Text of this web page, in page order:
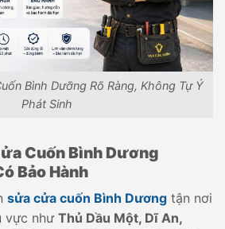
Bình Dưỡng Rõ Ràng, Không Tự Ý
Phát Sinh
Cuốn Bình Dương
Bảo Hành
sửa cửa cuốn Bình Dương tận nơi
vực nhưThủ Dầu Một, Dĩ An,